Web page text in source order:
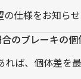
仕様をお知らせ
のブレーキの個
ば、個体差を